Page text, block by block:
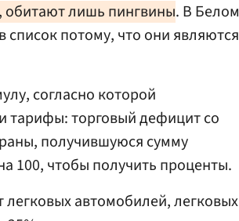
обитают лишь пингвины. В Белом
потому, что они являются
согласно которой
тарифы: торговый дефицит со
получившуюся сумму
100, чтобы получить проценты.
автомобилей, легковых